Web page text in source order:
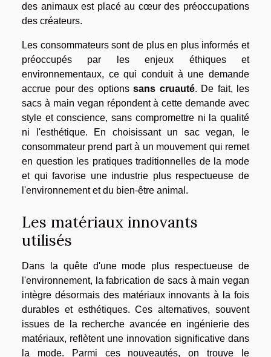
des animaux est placé au cœur des préoccupations
des créateurs.
Les consommateurs sont de plus en plus informés et
préoccupés par les enjeux éthiques et
environnementaux, ce qui conduit à une demande
accrue pour des options sans cruauté. De fait, les
sacs à main vegan répondent à cette demande avec
style et conscience, sans compromettre ni la qualité
ni l'esthétique. En choisissant un sac vegan, le
consommateur prend part à un mouvement qui remet
en question les pratiques traditionnelles de la mode
et qui favorise une industrie plus respectueuse de
l'environnement et du bien-être animal.
Les matériaux innovants
utilisés
Dans la quête d'une mode plus respectueuse de
l'environnement, la fabrication de sacs à main vegan
intègre désormais des matériaux innovants à la fois
durables et esthétiques. Ces alternatives, souvent
issues de la recherche avancée en ingénierie des
matériaux, reflètent une innovation significative dans
la mode. Parmi ces nouveautés, on trouve le